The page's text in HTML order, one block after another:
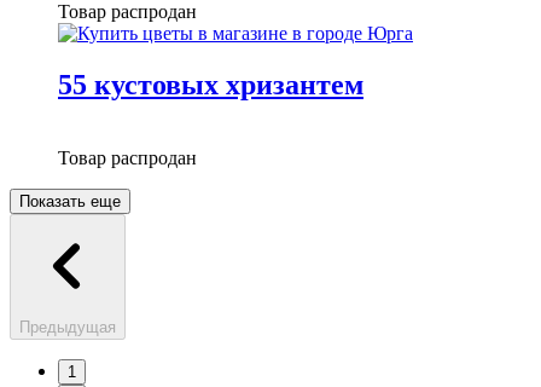
Товар распродан
55 кустовых хризантем
Товар распродан
Показать еще
Предыдущая
1